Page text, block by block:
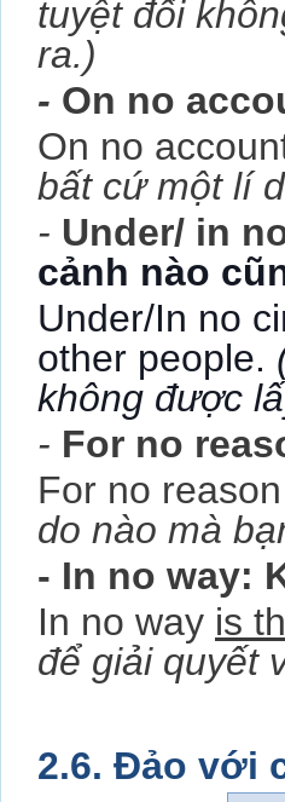
tuyệt đối
ra.)
- On no
On no
bất cứ một lí
- Under/ in
cảnh nào
Under/In no
other people.
không được
- For no
For no reason
do nào mà
- In no way:
In no way is
để giải quyết
2.6. Đảo với